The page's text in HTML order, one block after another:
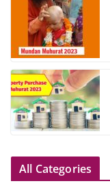
All Categories